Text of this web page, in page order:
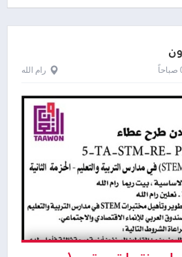
رام الله